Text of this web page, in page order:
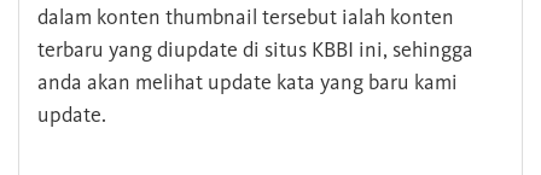
dalam konten thumbnail tersebut ialah konten
terbaru yang diupdate di situs KBBI ini, sehingga
anda akan melihat update kata yang baru kami
update.